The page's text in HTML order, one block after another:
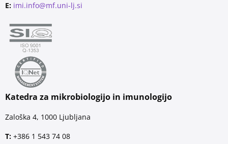
E: imi.info@mf.uni-lj.si
Katedra za mikrobiologijo in imunologijo
Zaloška 4, 1000 Ljubljana
T: +386 1 543 74 08